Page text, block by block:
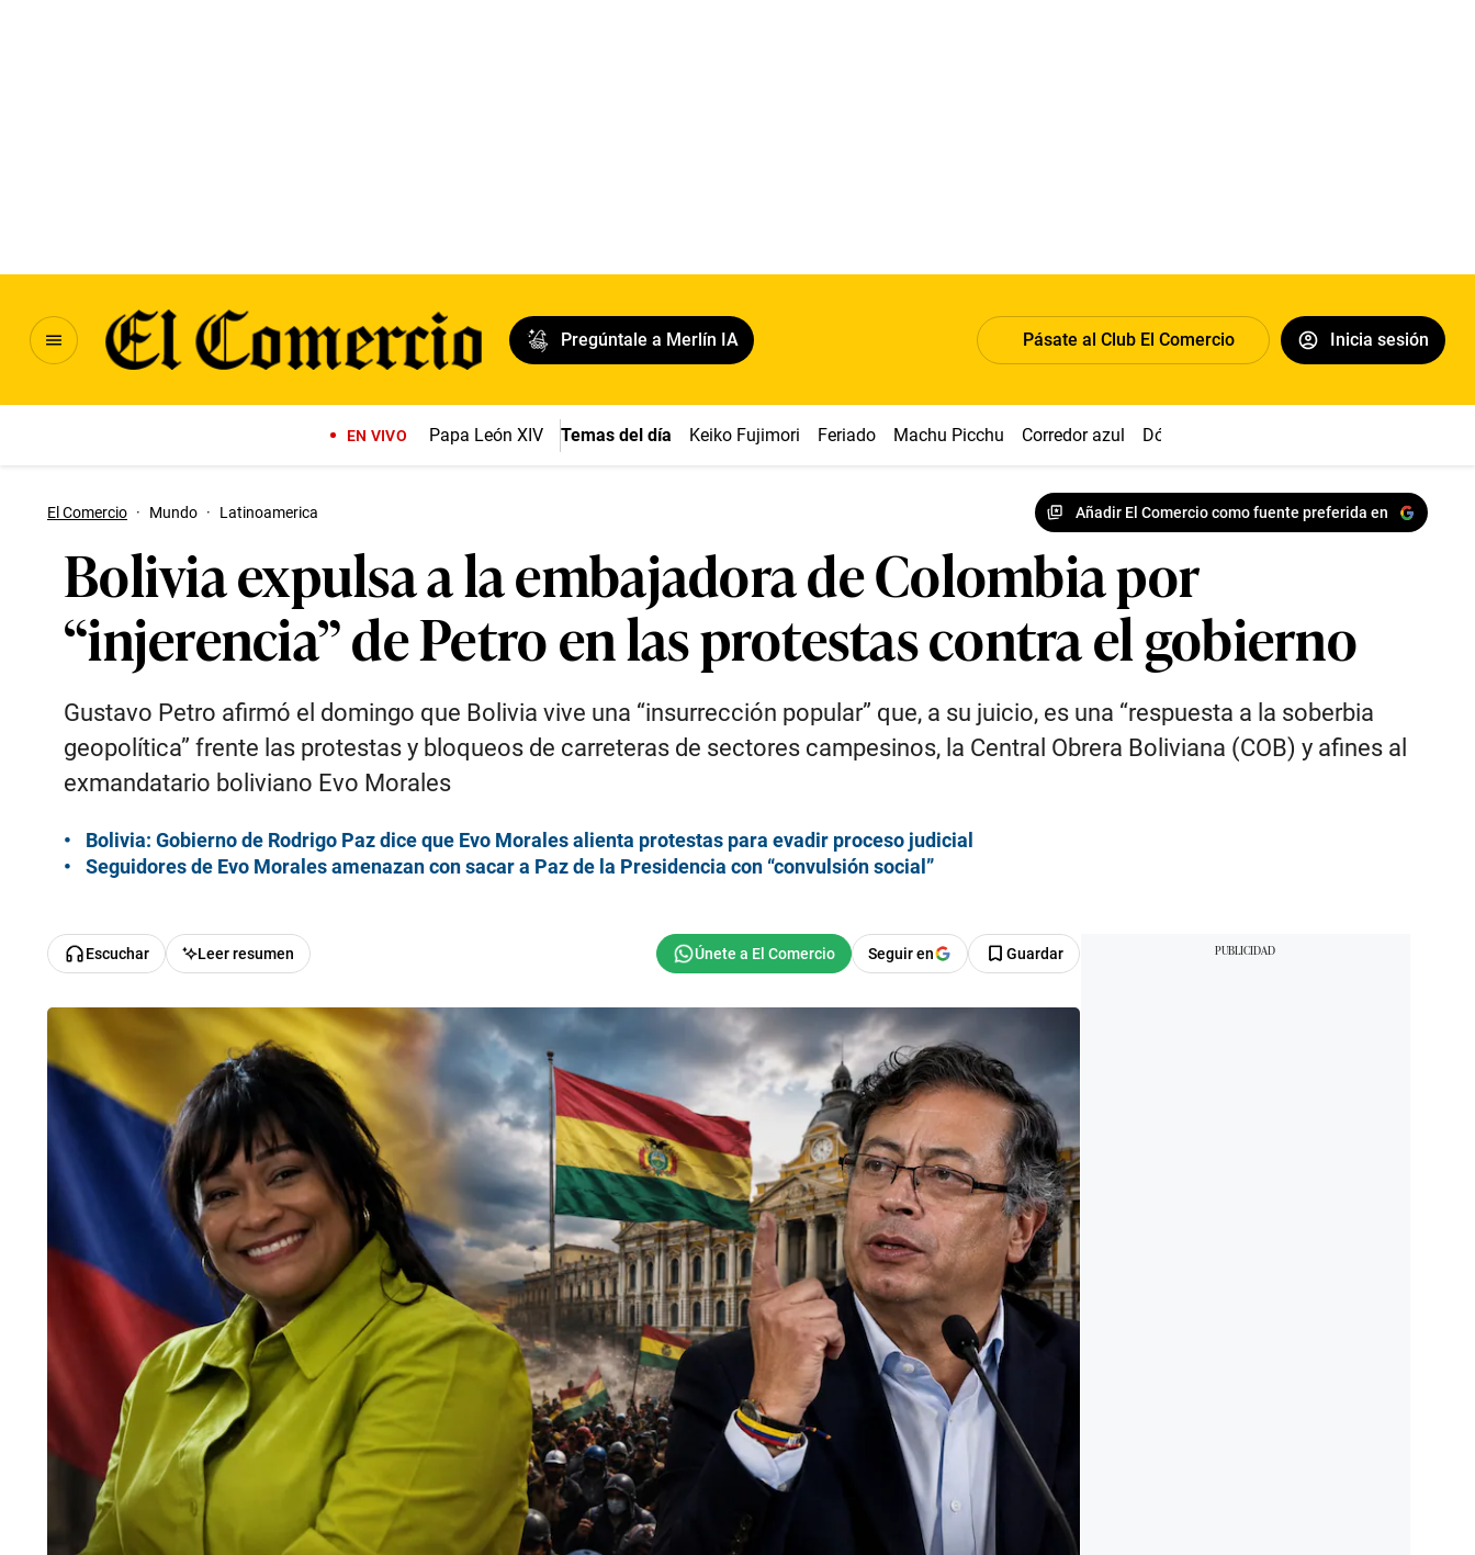
Pregúntale a Merlín IA Pásate al Club El Comercio Inicia sesión
EN VIVO Papa León XIV Temas del día Keiko Fujimori Feriado Machu Picchu Corredor azul Dólar
El Comercio · Mundo · Latinoamerica Añadir El Comercio como fuente preferida en
Bolivia expulsa a la embajadora de Colombia por
“injerencia” de Petro en las protestas contra el gobierno
Gustavo Petro afirmó el domingo que Bolivia vive una “insurrección popular” que, a su juicio, es una “respuesta a la soberbia
geopolítica” frente las protestas y bloqueos de carreteras de sectores campesinos, la Central Obrera Boliviana (COB) y afines al
exmandatario boliviano Evo Morales
Bolivia: Gobierno de Rodrigo Paz dice que Evo Morales alienta protestas para evadir proceso judicial
Seguidores de Evo Morales amenazan con sacar a Paz de la Presidencia con “convulsión social”
Escuchar Leer resumen Seguir en Guardar